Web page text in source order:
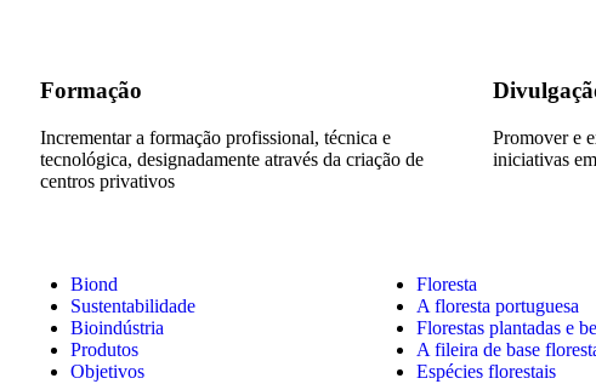
Formação
Incrementar a formação profissional, técnica e
tecnológica, designadamente através da criação de
centros privativos
Promover e
iniciativas
Biond
Sustentabilidade
Bioindústria
Produtos
Objetivos
Floresta
A floresta portuguesa
Florestas plantadas e
A fileira de base
Espécies florestais